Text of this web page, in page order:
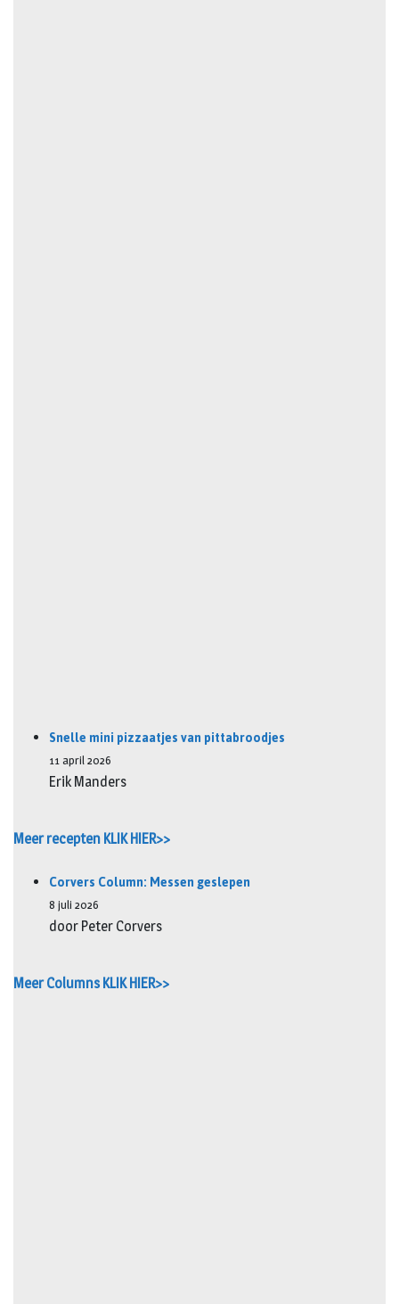
Snelle mini pizzaatjes van pittabroodjes
11 april 2026
Erik Manders
Meer recepten KLIK HIER>>
Corvers Column: Messen geslepen
8 juli 2026
door Peter Corvers
Meer Columns KLIK HIER>>